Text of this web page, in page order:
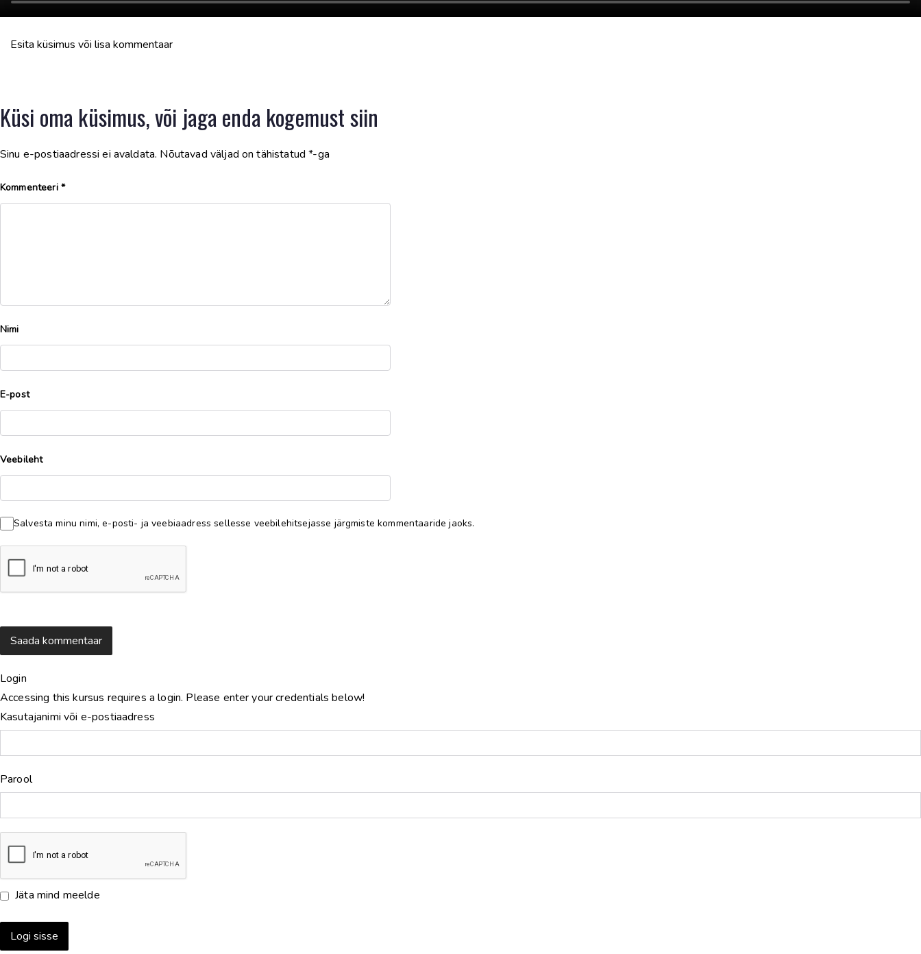
Esita küsimus või lisa kommentaar
Küsi oma küsimus, või jaga enda kogemust siin
Sinu e-postiaadressi ei avaldata. Nõutavad väljad on tähistatud*-ga
Kommenteeri *
Nimi
E-post
Veebileht
Salvesta minu nimi, e-posti- ja veebiaadress sellesse veebilehitsejasse järgmiste kommentaaride jaoks.
Login
Accessing this kursus requires a login. Please enter your credentials below!
Kasutajanimi või e-postiaadress
Parool
Jäta mind meelde